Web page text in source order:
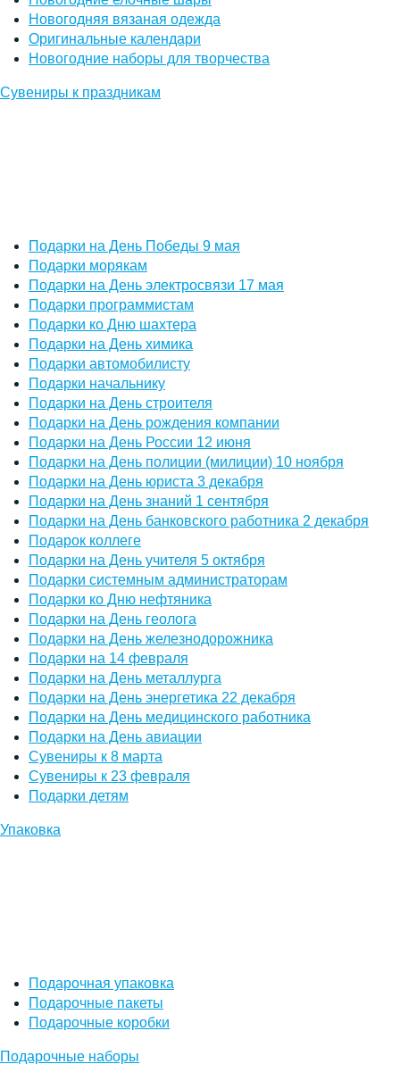
Новогодняя вязаная одежда
Оригинальные календари
Новогодние наборы для творчества
Сувениры к праздникам
Подарки на День Победы 9 мая
Подарки морякам
Подарки на День электросвязи 17 мая
Подарки программистам
Подарки ко Дню шахтера
Подарки на День химика
Подарки автомобилисту
Подарки начальнику
Подарки на День строителя
Подарки на День рождения компании
Подарки на День России 12 июня
Подарки на День полиции (милиции) 10 ноября
Подарки на День юриста 3 декабря
Подарки на День знаний 1 сентября
Подарки на День банковского работника 2 декабря
Подарок коллеге
Подарки на День учителя 5 октября
Подарки системным администраторам
Подарки ко Дню нефтяника
Подарки на День геолога
Подарки на День железнодорожника
Подарки на 14 февраля
Подарки на День металлурга
Подарки на День энергетика 22 декабря
Подарки на День медицинского работника
Подарки на День авиации
Сувениры к 8 марта
Сувениры к 23 февраля
Подарки детям
Упаковка
Подарочная упаковка
Подарочные пакеты
Подарочные коробки
Подарочные наборы